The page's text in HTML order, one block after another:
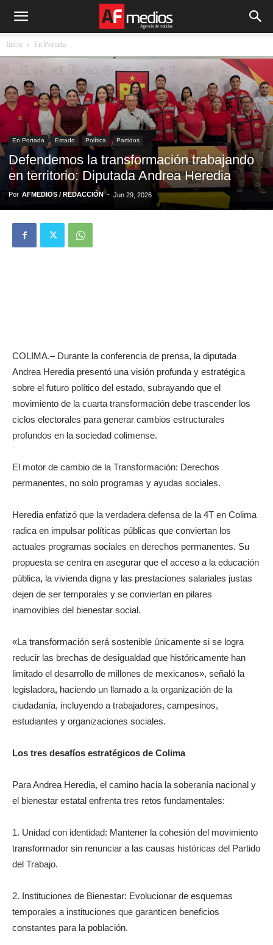
Inicio En Portada
En Portada Estado Política Partidos
Defendemos la transformación trabajando
en territorio: Diputada Andrea Heredia
Por AFMEDIOS / REDACCIÓN - Jun 29, 2026
COLIMA.– Durante la conferencia de prensa, la diputada
Andrea Heredia presentó una visión profunda y estratégica
sobre el futuro político del estado, subrayando que el
movimiento de la cuarta transformación debe trascender los
ciclos electorales para generar cambios estructurales
profundos en la sociedad colimense.
El motor de cambio de la Transformación: Derechos
permanentes, no solo programas y ayudas sociales.
Heredia enfatizó que la verdadera defensa de la 4T en Colima
radica en impulsar políticas públicas que conviertan los
actuales programas sociales en derechos permanentes. Su
propuesta se centra en asegurar que el acceso a la educación
pública, la vivienda digna y las prestaciones salariales justas
dejen de ser temporales y se conviertan en pilares
inamovibles del bienestar social.
«La transformación será sostenible únicamente si se logra
reducir las brechas de desigualdad que históricamente han
limitado el desarrollo de millones de mexicanos», señaló la
legisladora, haciendo un llamado a la organización de la
ciudadanía, incluyendo a trabajadores, campesinos,
estudiantes y organizaciones sociales.
Los tres desafíos estratégicos de Colima
Para Andrea Heredia, el camino hacia la soberanía nacional y
el bienestar estatal enfrenta tres retos fundamentales:
1. Unidad con identidad: Mantener la cohesión del movimiento
transformador sin renunciar a las causas históricas del Partido
del Trabajo.
2. Instituciones de Bienestar: Evolucionar de esquemas
temporales a instituciones que garanticen beneficios
constantes para la población.